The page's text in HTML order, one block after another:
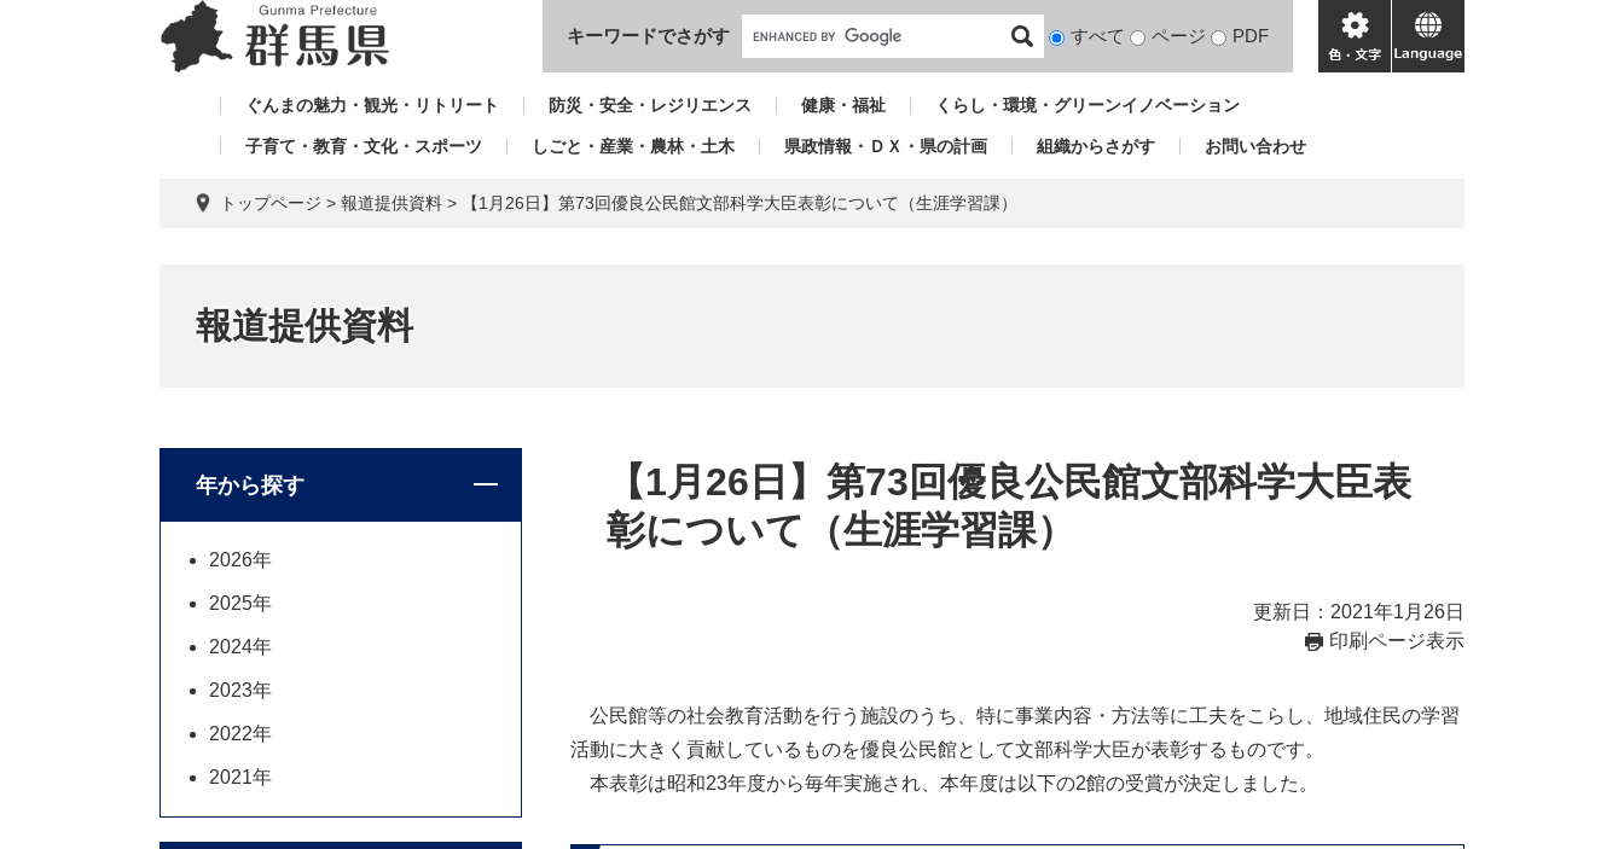
本文へ
キーワードでさがす
検
対
すべて ページ PDF
色・
文
language
ぐんまの魅力・観光・リトリート 防災・安全・レジリエンス 健康・福祉 くらし・環境・グリーンイノベーション
子育て・教育・文化・スポーツ しごと・産業・農林・土木 県政情報・ＤＸ・県の計画 組織からさがす お問い合わせ
トップページ > 報道提供資料 > 【1月26日】第73回優良公民館文部科学大臣表彰について（生涯学習課）
報道提供資料
【1月26日】第73回優良公民館文部科学大臣表
彰について（生涯学習課）
更新日：2021年1月26日
印刷ページ表示
公民館等の社会教育活動を行う施設のうち、特に事業内容・方法等に工夫をこらし、地域住民の学習
活動に大きく貢献しているものを優良公民館として文部科学大臣が表彰するものです。
本表彰は昭和23年度から毎年実施され、本年度は以下の2館の受賞が決定しました。
年から探す
2026年
2025年
2024年
2023年
2022年
2021年